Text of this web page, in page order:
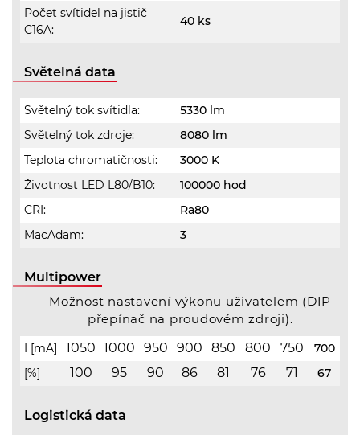
Počet svítidel na jistič
C16A:
40 ks
Světelná data
Světelný tok svítidla:
5330 lm
Světelný tok zdroje:
8080 lm
Teplota chromatičnosti:
3000 K
Životnost LED L80/B10:
100000 hod
CRI:
Ra80
MacAdam:
3
Multipower
Možnost nastavení výkonu uživatelem (DIP
přepínač na proudovém zdroji).
I [mA] 1050 1000 950 900 850 800 750
700
[%]
100 95 90 86 81 76 71 67
Logistická data